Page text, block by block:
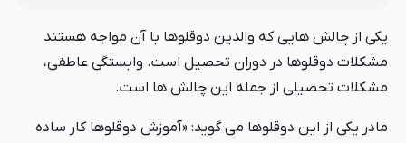
یکی از چالش هایی که والدین دوقلوها با آن مواجه هستند
مشکلات دوقلوها در دوران تحصیل است. وابستگی عاطفی،
مشکلات تحصیلی از جمله این چالش ها است.
مادر یکی از این دوقلوها می گوید: «آموزش دوقلوها کار ساده